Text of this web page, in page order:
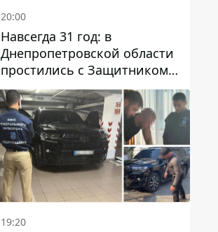
20:00
Навсегда 31 год: в
Днепропетровской области
простились с Защитником
Александром Репиным
19:20